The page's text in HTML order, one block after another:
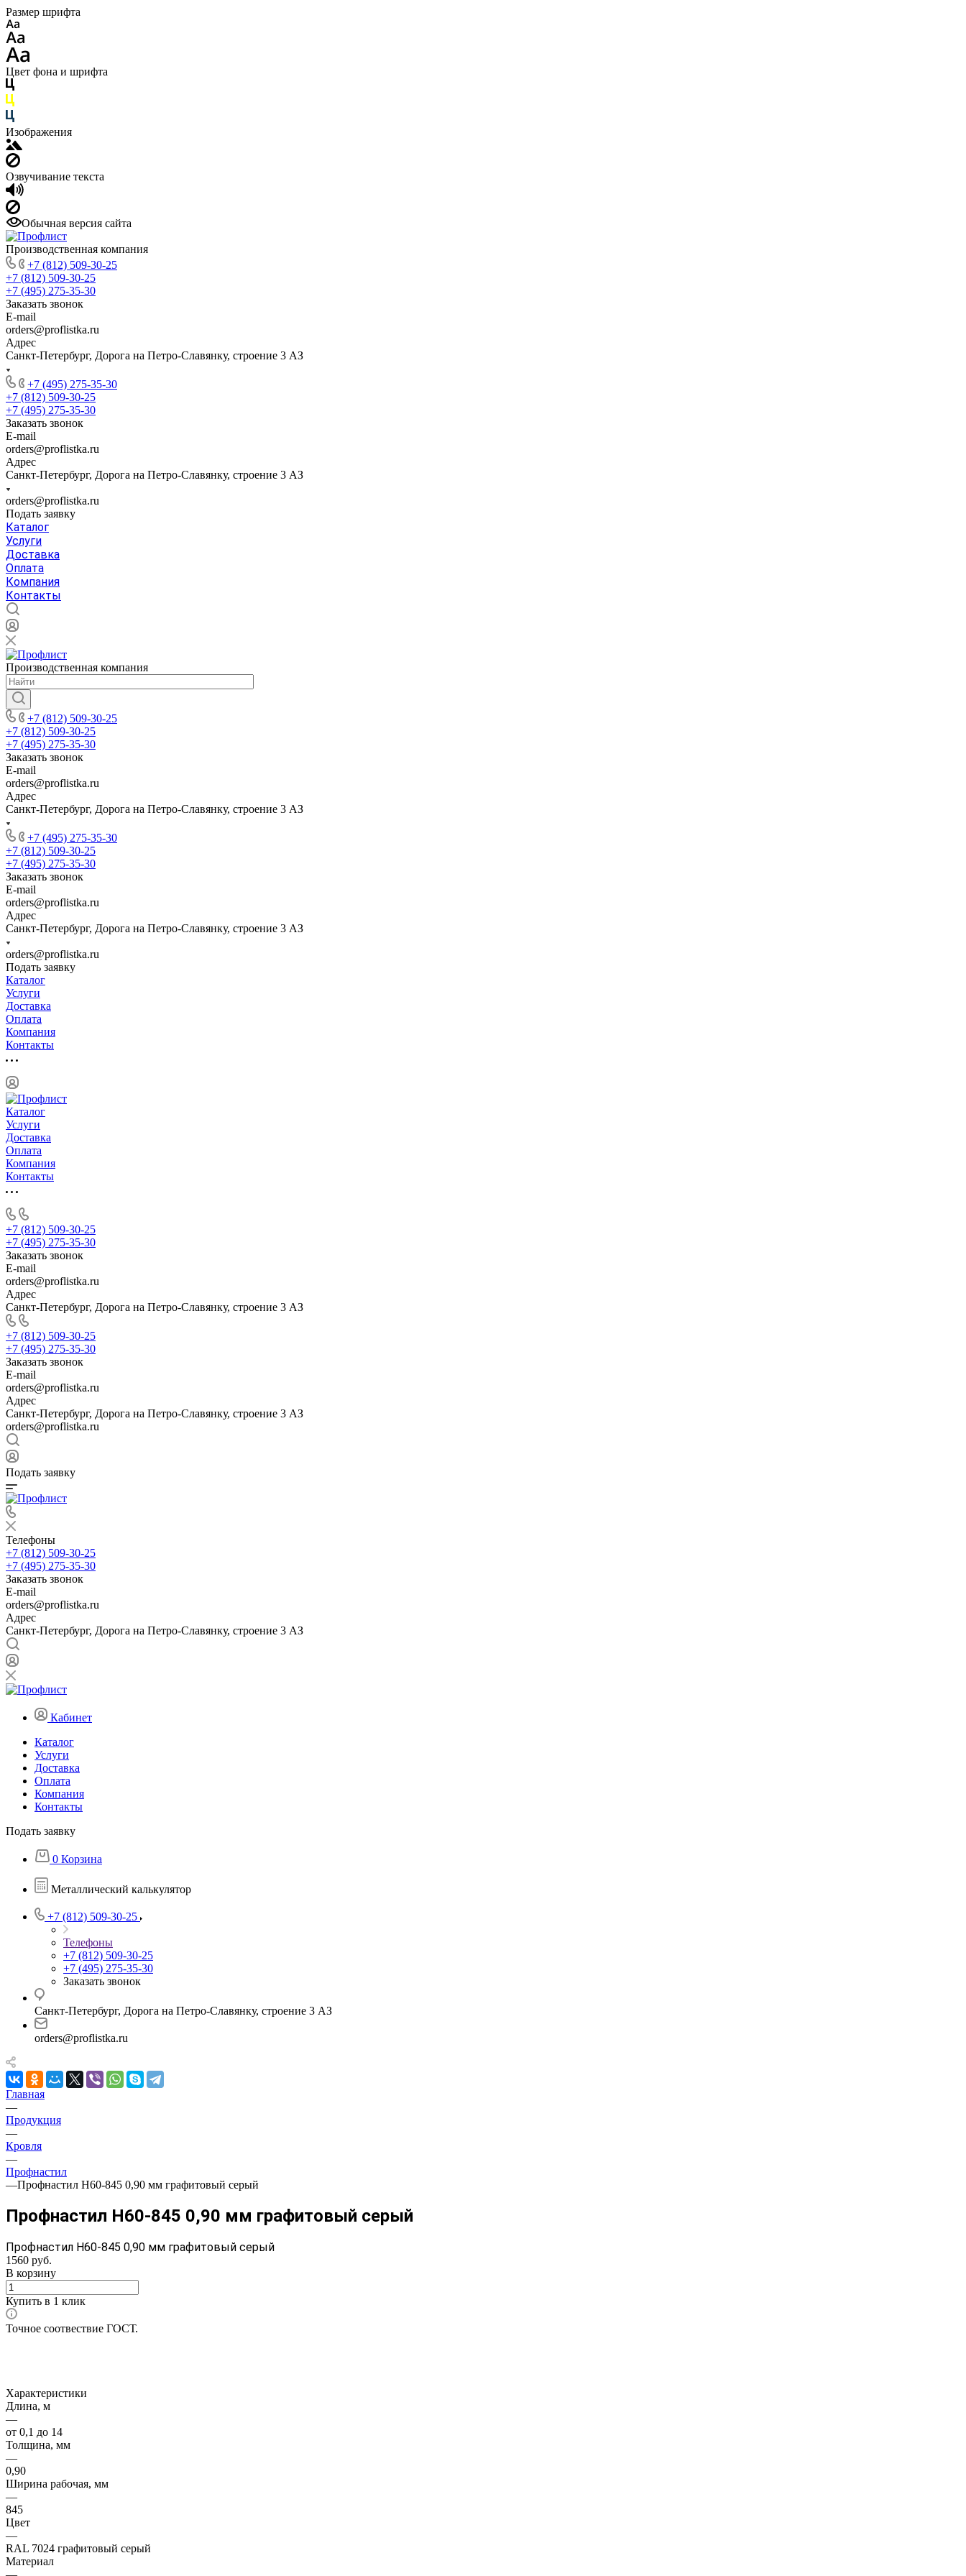
Размер шрифта
Цвет фона и шрифта
Изображения
Озвучивание текста
Обычная версия сайта
Производственная компания
+7 (812) 509-30-25
+7 (812) 509-30-25
+7 (495) 275-35-30
Заказать звонок
E-mail
orders@proflistka.ru
Адрес
Санкт-Петербург, Дорога на Петро-Славянку, строение 3 АЗ
+7 (495) 275-35-30
+7 (812) 509-30-25
+7 (495) 275-35-30
Заказать звонок
E-mail
orders@proflistka.ru
Адрес
Санкт-Петербург, Дорога на Петро-Славянку, строение 3 АЗ
orders@proflistka.ru
Подать заявку
Каталог
Услуги
Доставка
Оплата
Компания
Контакты
Производственная компания
+7 (812) 509-30-25
+7 (812) 509-30-25
+7 (495) 275-35-30
Заказать звонок
E-mail
orders@proflistka.ru
Адрес
Санкт-Петербург, Дорога на Петро-Славянку, строение 3 АЗ
+7 (495) 275-35-30
+7 (812) 509-30-25
+7 (495) 275-35-30
Заказать звонок
E-mail
orders@proflistka.ru
Адрес
Санкт-Петербург, Дорога на Петро-Славянку, строение 3 АЗ
orders@proflistka.ru
Подать заявку
Каталог
Услуги
Доставка
Оплата
Компания
Контакты
Каталог
Услуги
Доставка
Оплата
Компания
Контакты
+7 (812) 509-30-25
+7 (495) 275-35-30
Заказать звонок
E-mail
orders@proflistka.ru
Адрес
Санкт-Петербург, Дорога на Петро-Славянку, строение 3 АЗ
+7 (812) 509-30-25
+7 (495) 275-35-30
Заказать звонок
E-mail
orders@proflistka.ru
Адрес
Санкт-Петербург, Дорога на Петро-Славянку, строение 3 АЗ
orders@proflistka.ru
Подать заявку
Телефоны
+7 (812) 509-30-25
+7 (495) 275-35-30
Заказать звонок
E-mail
orders@proflistka.ru
Адрес
Санкт-Петербург, Дорога на Петро-Славянку, строение 3 АЗ
Кабинет
Каталог
Услуги
Доставка
Оплата
Компания
Контакты
Подать заявку
0 Корзина
Металлический калькулятор
+7 (812) 509-30-25
Телефоны
+7 (812) 509-30-25
+7 (495) 275-35-30
Заказать звонок
Санкт-Петербург, Дорога на Петро-Славянку, строение 3 АЗ
orders@proflistka.ru
Главная
—
Продукция
—
Кровля
—
Профнастил
—Профнастил Н60-845 0,90 мм графитовый серый
Профнастил Н60-845 0,90 мм графитовый серый
Профнастил Н60-845 0,90 мм графитовый серый
1560 руб.
В корзину
Купить в 1 клик
Точное соотвествие ГОСТ.
Характеристики
Длина, м
—
от 0,1 до 14
Толщина, мм
—
0,90
Ширина рабочая, мм
—
845
Цвет
—
RAL 7024 графитовый серый
Материал